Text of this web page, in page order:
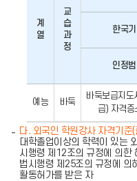
둑
원
강
사
자
격
계
열
교
습
과
정
한국
인정
예능 바둑
바둑보급지
급) 자격증
다. 외국인 학원강사 자격기
대학졸업이상의 학력이 있는
시행령 제12조의 규정에 의한
법시행령 제25조의 규정에 의
활동허가를 받은 자